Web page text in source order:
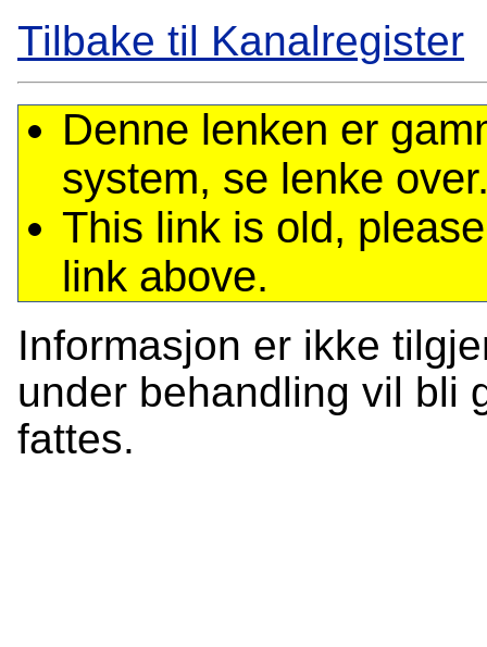
Tilbake til Kanalregister
Denne lenken er
system, se lenke
This link is old,
link above.
Informasjon er ikke
under behandling vil bli
fattes.